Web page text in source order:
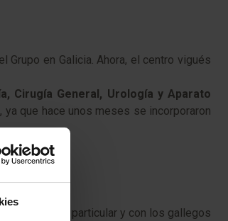
en Galicia. Ahora, el centro vigués
Cirugía General, Urología y Aparato
que hace unos meses se incorporaron
vigueses en particular y con los gallegos